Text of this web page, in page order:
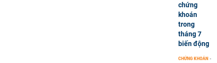
chứng
khoán
trong
tháng 7
biến động
CHỨNG KHOÁN -